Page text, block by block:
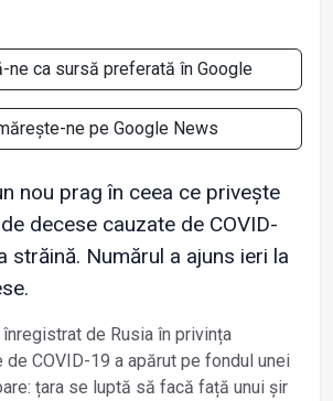
ne ca sursă preferată în Google
ne pe Google News
nou prag în ceea ce privește
decese cauzate de COVID-
străină. Numărul a ajuns ieri la
de Rusia în privința
COVID-19 a apărut pe fondul unei
țara se luptă să facă față unui șir